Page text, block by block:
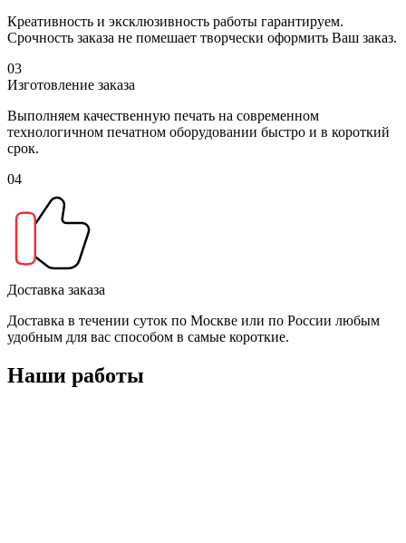
Креативность и эксклюзивность работы гарантируем.
Срочность заказа не помешает творчески оформить Ваш заказ.
03
Изготовление заказа
Выполняем качественную печать на современном
технологичном печатном оборудовании быстро и в короткий
срок.
04
Доставка заказа
Доставка в течении суток по Москве или по России любым
удобным для вас способом в самые короткие.
Наши работы